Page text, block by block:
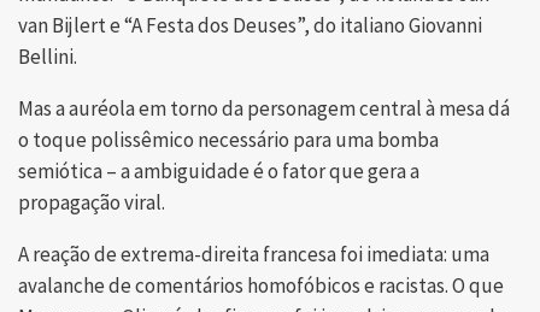
van Bijlert e “A Festa dos Deuses”, do italiano Giovanni
Bellini.
Mas a auréola em torno da personagem central à mesa dá
o toque polissêmico necessário para uma bomba
semiótica – a ambiguidade é o fator que gera a
propagação viral.
A reação de extrema-direita francesa foi imediata: uma
avalanche de comentários homofóbicos e racistas. O que